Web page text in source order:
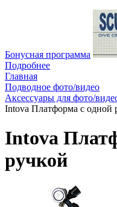
Бонусная программа
Подробнее
Главная
Подводное фото/видео
Аксессуары для фото/
Intova Платформа с одной
Intova
ручкой